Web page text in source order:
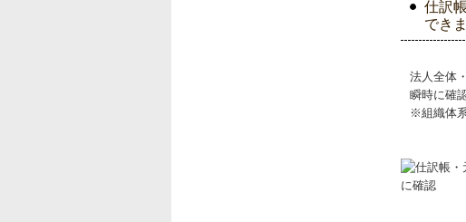
仕訳
でき
法人全体
瞬時に確
※組織体